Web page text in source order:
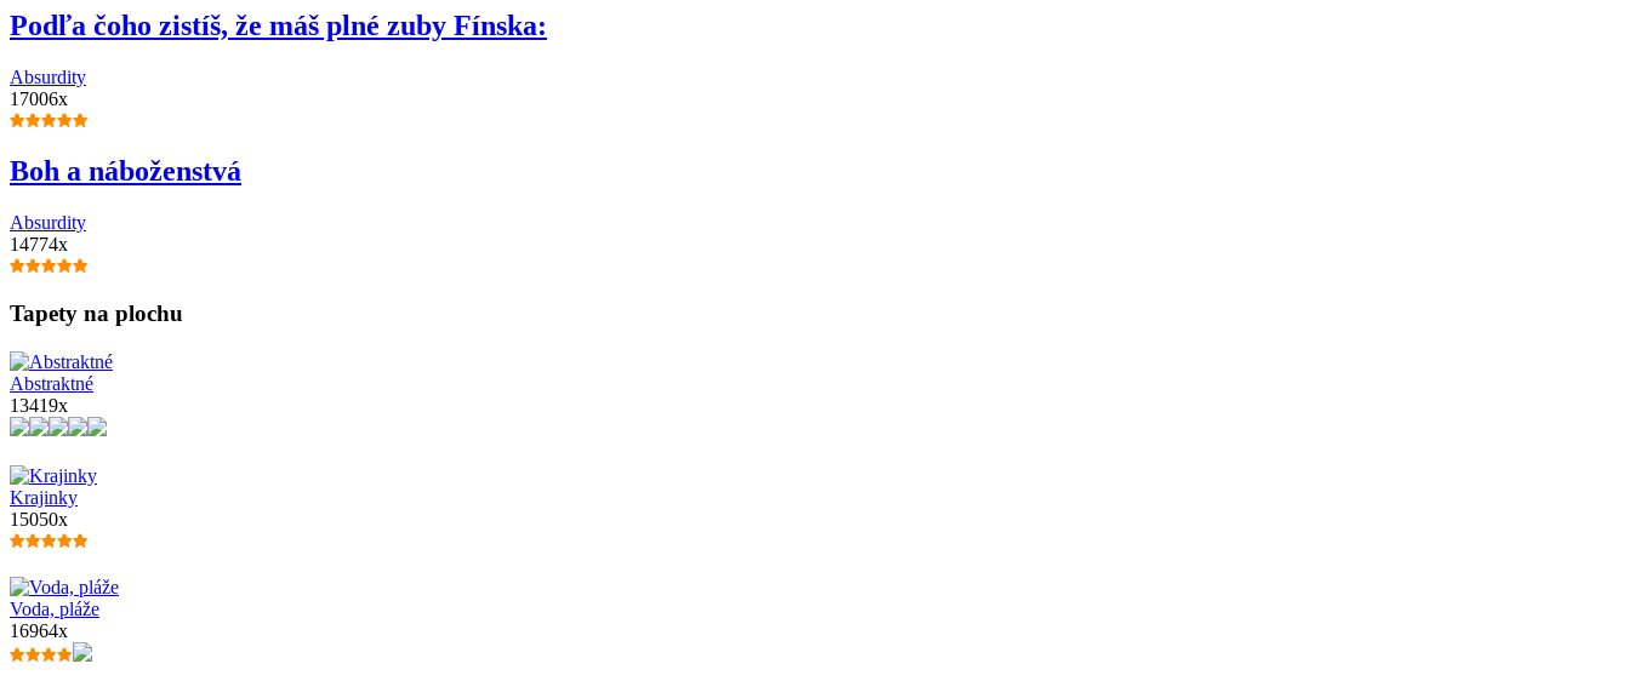
Podľa čoho zistíš, že máš plné zuby Fínska:
Absurdity
17006x
Boh a náboženstvá
Absurdity
14774x
Tapety na plochu
Abstraktné
13419x
Krajinky
15050x
Voda, pláže
16964x